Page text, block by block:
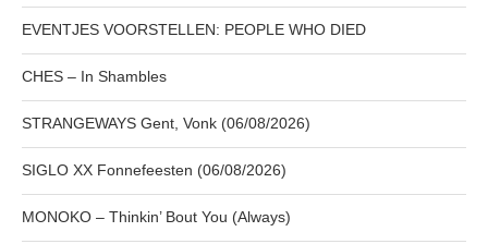
EVENTJES VOORSTELLEN: PEOPLE WHO DIED
CHES – In Shambles
STRANGEWAYS Gent, Vonk (06/08/2026)
SIGLO XX Fonnefeesten (06/08/2026)
MONOKO – Thinkin’ Bout You (Always)